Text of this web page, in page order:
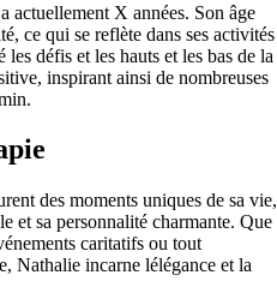
actuellement X années. Son âge
ce qui se reflète dans ses activités
défis et les hauts et les bas de la
inspirant ainsi de nombreuses
des moments uniques de sa vie,
et sa personnalité charmante. Que
caritatifs ou tout
Nathalie incarne lélégance et la